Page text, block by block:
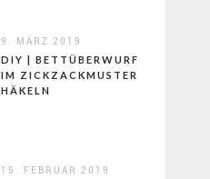
9. MÄRZ 2019
DIY | BETTÜBERWURF
IM ZICKZACKMUSTER
HÄKELN
15. FEBRUAR 2019